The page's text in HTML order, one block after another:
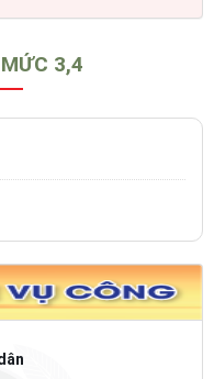
3,4